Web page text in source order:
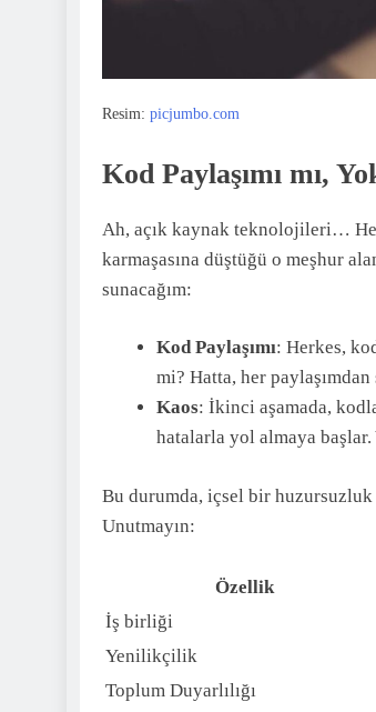
Resim: picjumbo.com
Kod Paylaşımı mı,
Ah, açık kaynak teknolojileri…
karmaşasına düştüğü o meşhur
sunacağım:
Kod Paylaşımı: Herkes,
mi? Hatta, her
Kaos: İkinci aşamada,
hatalarla yol almaya
Bu durumda, içsel bir huzursuzluk
Unutmayın:
Özellik
İş birliği
Yenilikçilik
Toplum Duyarlılığı